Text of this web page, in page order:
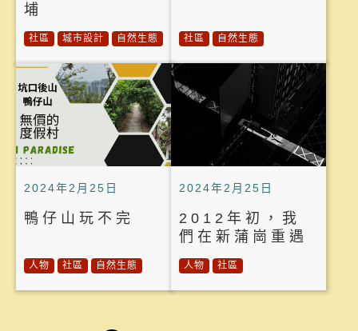
埔
社區 城市設計 自然生態 社區 自然生態
2024年2月25日
鴨仔山玩不完
人物 社區 自然生態
2024年2月25日
2012年初，我
們在新蒲崗重遇
人物 社區